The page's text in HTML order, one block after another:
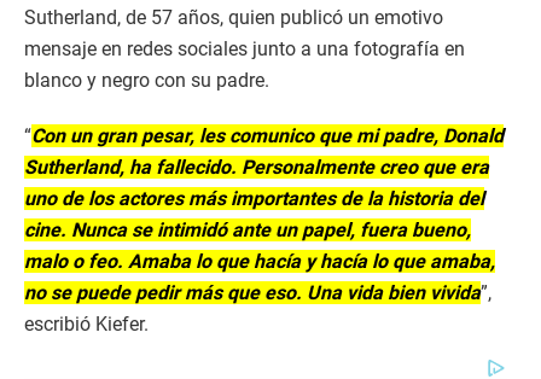
Sutherland, de 57 años, quien publicó un emotivo
mensaje en redes sociales junto a una fotografía en
blanco y negro con su padre.
“Con un gran pesar, les comunico que mi padre, Donald
Sutherland, ha fallecido. Personalmente creo que era
uno de los actores más importantes de la historia del
cine. Nunca se intimidó ante un papel, fuera bueno,
malo o feo. Amaba lo que hacía y hacía lo que amaba,
no se puede pedir más que eso. Una vida bien vivida”,
escribió Kiefer.